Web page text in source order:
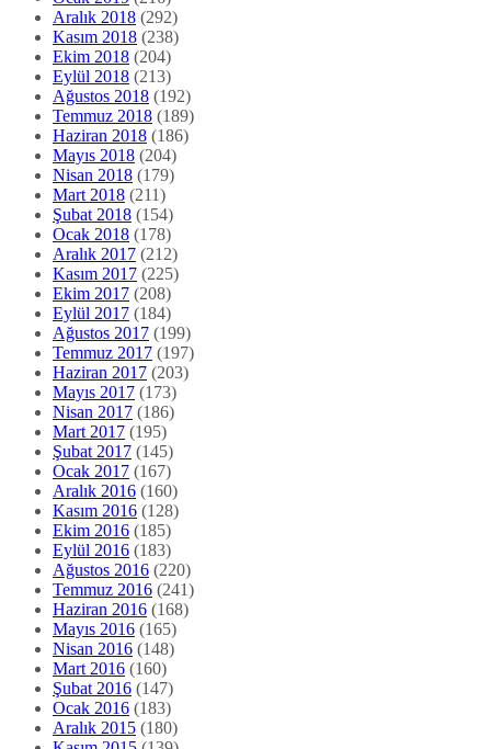
Aralık 2018 (292)
Kasım 2018 (238)
Ekim 2018 (204)
Eylül 2018 (213)
Ağustos 2018 (192)
Temmuz 2018 (189)
Haziran 2018 (186)
Mayıs 2018 (204)
Nisan 2018 (179)
Mart 2018 (211)
Şubat 2018 (154)
Ocak 2018 (178)
Aralık 2017 (212)
Kasım 2017 (225)
Ekim 2017 (208)
Eylül 2017 (184)
Ağustos 2017 (199)
Temmuz 2017 (197)
Haziran 2017 (203)
Mayıs 2017 (173)
Nisan 2017 (186)
Mart 2017 (195)
Şubat 2017 (145)
Ocak 2017 (167)
Aralık 2016 (160)
Kasım 2016 (128)
Ekim 2016 (185)
Eylül 2016 (183)
Ağustos 2016 (220)
Temmuz 2016 (241)
Haziran 2016 (168)
Mayıs 2016 (165)
Nisan 2016 (148)
Mart 2016 (160)
Şubat 2016 (147)
Ocak 2016 (183)
Aralık 2015 (180)